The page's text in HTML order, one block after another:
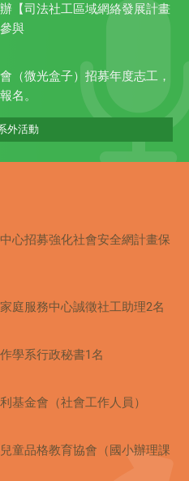
【司法社工區域網絡發展計畫
與
（微光盒子）招募年度志工，
名。
外活動
心招募強化社會安全網計畫保
庭服務中心誠徵社工助理2名
學系行政秘書1名
基金會（社會工作人員）
童品格教育協會（國小辦理課